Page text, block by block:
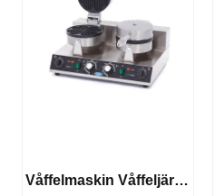
Våffelmaskin Våffeljärn x2 Hjärta
Ja, ni får publicera min